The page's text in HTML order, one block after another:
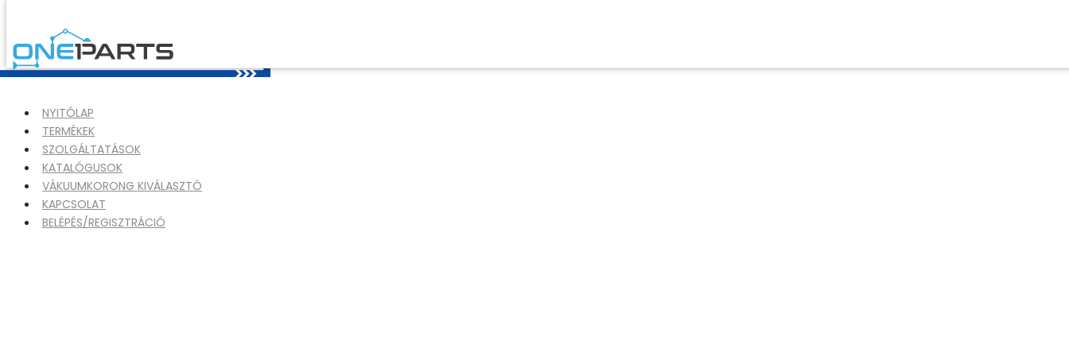
NYITÓLAP
TERMÉKEK
SZOLGÁLTATÁSOK
KATALÓGUSOK
VÁKUUMKORONG KIVÁLASZTÓ
KAPCSOLAT
BELÉPÉS/REGISZTRÁCIÓ